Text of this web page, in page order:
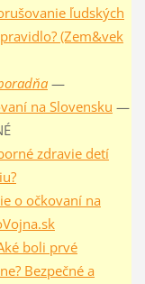
ľudských
(Zem&vek
—
na Slovensku —
zdravie detí
o očkovaní na
boli prvé
Bezpečné a